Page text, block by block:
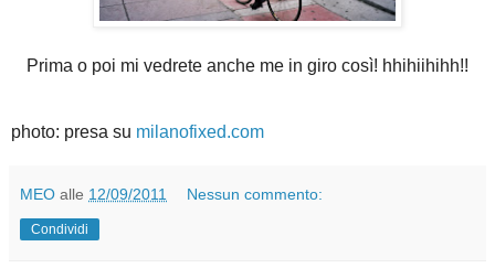
Prima o poi mi vedrete anche me in giro così! hhihiihihh!!
photo: presa su milanofixed.com
MEO alle 12/09/2011 Nessun commento:
Condividi